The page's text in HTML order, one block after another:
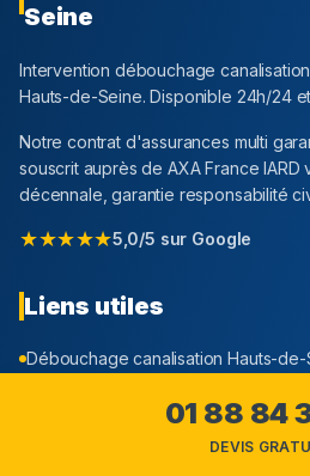
Seine
Intervention débouchage
Hauts-de-Seine. Disponible 24h/24
Notre contrat d'assurances multi
souscrit auprès de AXA France IARD
décennale, garantie responsabilité
★★★★★5,0/5 sur Google
Liens utiles
Débouchage canalisationHauts-de-
01 88 84
DEVIS